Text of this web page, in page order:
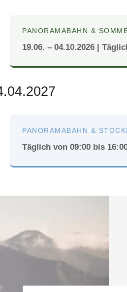
PANORAMABAHN &
19.06. – 04.10.2026 |
PANORAMABAHN &
Täglich von 09:00 bis